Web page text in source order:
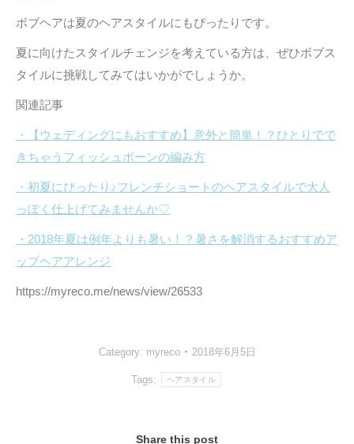
ボブヘアは夏のヘアスタイルにもぴったりです。
夏に向けたスタイルチェンジを考えている方は、ぜひボブス
タイルに挑戦してみてはいかがでしょうか。
関連記事
・【ウェディングにもおすすめ】意外と簡単！？ひとりでで
きちゃうフィッシュボーンの編み方
・初夏にぴったり♪フレンチショートのヘアスタイルで大人
っぽく仕上げてみませんか♡
・2018年夏は例年よりも暑い！？暑さを解消するおすすめア
ップヘアアレンジ
https://myreco.me/news/view/26533
Category: myreco 2018年6月5日
Tags: ヘアスタイル
Share this post